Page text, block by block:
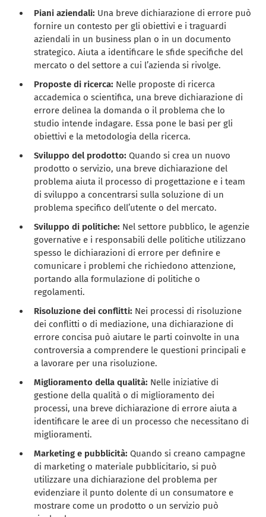
Piani aziendali: Una breve dichiarazione di errore può
fornire un contesto per gli obiettivi e i traguardi
aziendali in un business plan o in un documento
strategico. Aiuta a identificare le sfide specifiche del
mercato o del settore a cui l’azienda si rivolge.
Proposte di ricerca: Nelle proposte di ricerca
accademica o scientifica, una breve dichiarazione di
errore delinea la domanda o il problema che lo
studio intende indagare. Essa pone le basi per gli
obiettivi e la metodologia della ricerca.
Sviluppo del prodotto: Quando si crea un nuovo
prodotto o servizio, una breve dichiarazione del
problema aiuta il processo di progettazione e i team
di sviluppo a concentrarsi sulla soluzione di un
problema specifico dell’utente o del mercato.
Sviluppo di politiche: Nel settore pubblico, le agenzie
governative e i responsabili delle politiche utilizzano
spesso le dichiarazioni di errore per definire e
comunicare i problemi che richiedono attenzione,
portando alla formulazione di politiche o
regolamenti.
Risoluzione dei conflitti: Nei processi di risoluzione
dei conflitti o di mediazione, una dichiarazione di
errore concisa può aiutare le parti coinvolte in una
controversia a comprendere le questioni principali e
a lavorare per una risoluzione.
Miglioramento della qualità: Nelle iniziative di
gestione della qualità o di miglioramento dei
processi, una breve dichiarazione di errore aiuta a
identificare le aree di un processo che necessitano di
miglioramenti.
Marketing e pubblicità: Quando si creano campagne
di marketing o materiale pubblicitario, si può
utilizzare una dichiarazione del problema per
evidenziare il punto dolente di un consumatore e
mostrare come un prodotto o un servizio può